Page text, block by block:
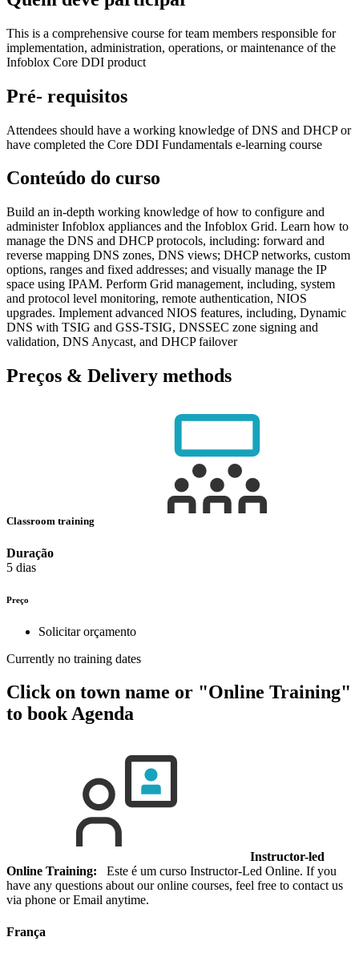
This is a comprehensive course for team members responsible for
implementation, administration, operations, or maintenance of the
Infoblox Core DDI product
Pré- requisitos
Attendees should have a working knowledge of DNS and DHCP or
have completed the Core DDI Fundamentals e-learning course
Conteúdo do curso
Build an in-depth working knowledge of how to configure and
administer Infoblox appliances and the Infoblox Grid. Learn how to
manage the DNS and DHCP protocols, including: forward and
reverse mapping DNS zones, DNS views; DHCP networks, custom
options, ranges and fixed addresses; and visually manage the IP
space using IPAM. Perform Grid management, including, system
and protocol level monitoring, remote authentication, NIOS
upgrades. Implement advanced NIOS features, including, Dynamic
DNS with TSIG and GSS-TSIG, DNSSEC zone signing and
validation, DNS Anycast, and DHCP failover
Preços & Delivery methods
Classroom training
Duração
5 dias
Preço
Solicitar orçamento
Currently no training dates
Click on town name or "Online Training"
to bookAgenda
Instructor-led
Online Training: Este é um curso Instructor-Led Online. If you
have any questions about our online courses, feel free to contact us
via phone or Email anytime.
França